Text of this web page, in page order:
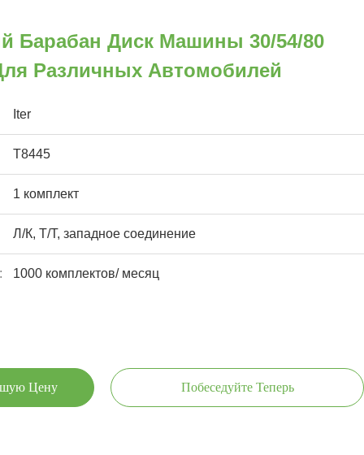
Барабан Диск Машины 30/54/80
Различных Автомобилей
Iter
T8445
1 комплект
Л/К, Т/Т, западное соединение
1000 комплектов/ месяц
Цену Побеседуйте Теперь